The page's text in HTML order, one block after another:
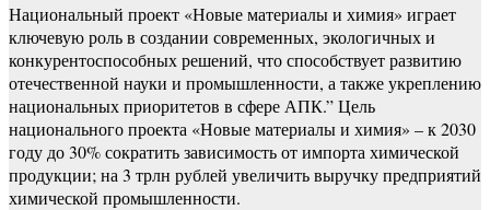
Национальный проект «Новые материалы и химия» играет
ключевую роль в создании современных, экологичных и
конкурентоспособных решений, что способствует развитию
отечественной науки и промышленности, а также укреплению
национальных приоритетов в сфере АПК.” Цель
национального проекта «Новые материалы и химия» – к 2030
году до 30% сократить зависимость от импорта химической
продукции; на 3 трлн рублей увеличить выручку предприятий
химической промышленности.